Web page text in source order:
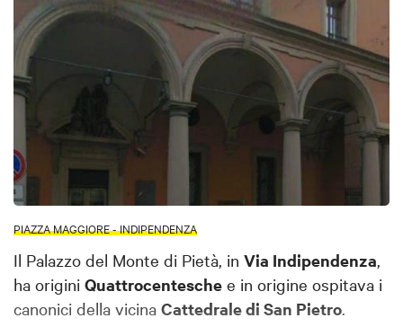
PIAZZA MAGGIORE - INDIPENDENZA
Il Palazzo del Monte di Pietà, in Via Indipendenza
ha origini Quattrocentesche e in origine ospitava i
canonici della vicina Cattedrale di San Pietro